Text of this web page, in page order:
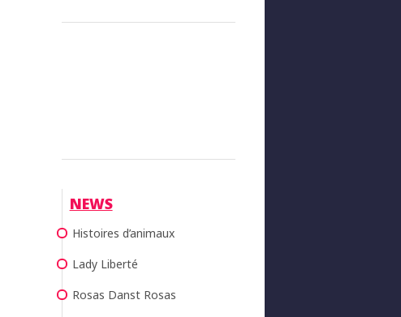
NEWS
Histoires d’animaux
Lady Liberté
Rosas Danst Rosas